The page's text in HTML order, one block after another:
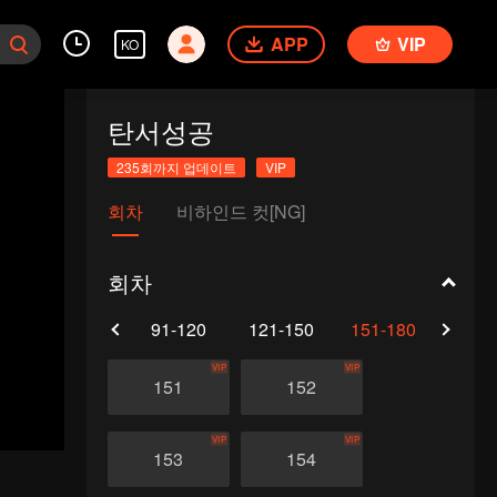
KO APP VIP
탄서성공
235회까지 업데이트 VIP
회차 비하인드 컷[NG]
회차
91-120 121-150 151-180
151
VIP
152
VIP
153
VIP
154
VIP